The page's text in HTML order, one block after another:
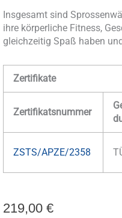
Insgesamt sind
ihre körperliche Fitness,
gleichzeitig Spaß haben
ZSTS/APZE/2358
Zertifikate
Zertifikatsnummer
219,00 €